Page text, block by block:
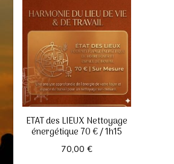
ETAT des LIEUX Nettoyage
énergétique 70 € / 1h15
70,00 €